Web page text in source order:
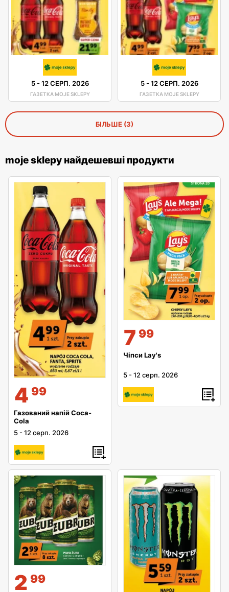
5-12 СЕРП. 2026
ГАЗЕТКА MOJE SKLEPY
5-12 СЕРП. 2026
ГАЗЕТКА MOJE SKLEPY
БІЛЬШЕ (3)
moje sklepy найдешевші продукти
4 99
Газований напій Coca-
Cola
5 -12 серп. 2026
7 99
Чіпси Lay's
5 -12 серп. 2026
2 99